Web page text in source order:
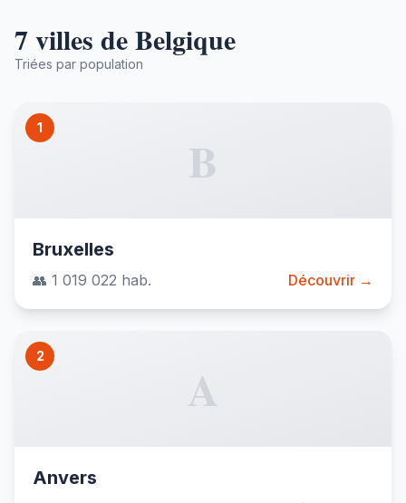
7 villes de Belgique
Triées par population
1
B
Bruxelles
👥 1 019 022 hab. Découvrir →
2
A
Anvers